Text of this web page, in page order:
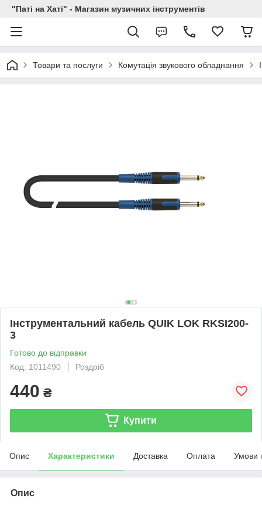
"Паті на Хаті" - Магазин музичних інструментів
Товари та послуги Комутація звукового обладнання
Інструментальний кабель QUIK LOK RKSI200-
3
Готово до відправки
Код: 1011490
Роздріб
440 ₴
Купити
Опис Характеристики Доставка Оплата Умови
Опис